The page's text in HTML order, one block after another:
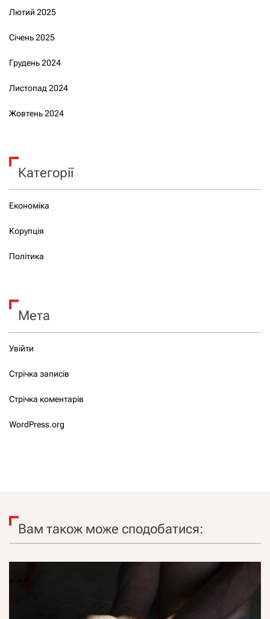
Лютий 2025
Січень 2025
Грудень 2024
Листопад 2024
Жовтень 2024
Категорії
Економіка
Корупція
Політика
Мета
Увійти
Стрічка записів
Стрічка коментарів
WordPress.org
Вам також може сподобатися: